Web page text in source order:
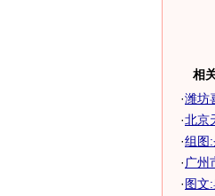
相
·潍坊
·北京
·组图
· 广州
·图文